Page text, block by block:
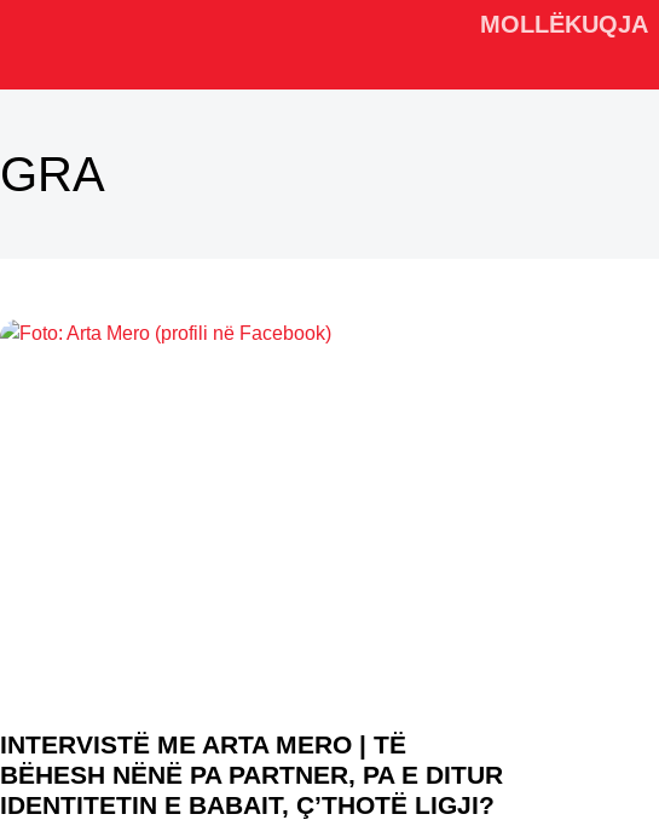
MOLLËKUQJA
GRA
INTERVISTË ME ARTA MERO | TË
BËHESH NËNË PA PARTNER, PA E DITUR
IDENTITETIN E BABAIT, Ç’THOTË LIGJI?